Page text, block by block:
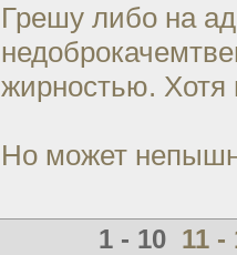
Грешу либо на
жирностью. Хотя
Но может
1 - 10 11 -